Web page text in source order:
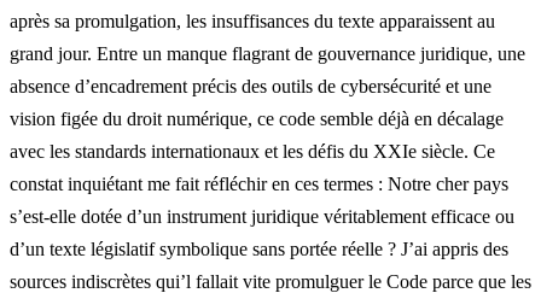
après sa promulgation, les insuffisances du texte apparaissent au
grand jour. Entre un manque flagrant de gouvernance juridique, une
absence d’encadrement précis des outils de cybersécurité et une
vision figée du droit numérique, ce code semble déjà en décalage
avec les standards internationaux et les défis du XXIe siècle. Ce
constat inquiétant me fait réfléchir en ces termes : Notre cher pays
s’est-elle dotée d’un instrument juridique véritablement efficace ou
d’un texte législatif symbolique sans portée réelle ? J’ai appris des
sources indiscrètes qui’l fallait vite promulguer le Code parce que les